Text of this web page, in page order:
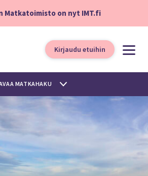
Matkatoimisto on nyt IMT.fi
Kirjaudu etuihin
MATKAHAKU